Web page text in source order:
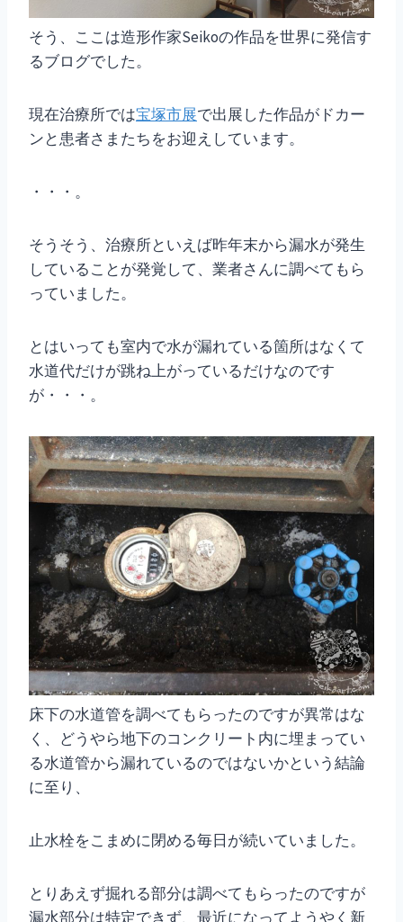
そう、ここは造形作家Seikoの作品を世界に発信す
るブログでした。
現在治療所では宝塚市展で出展した作品がドカー
ンと患者さまたちをお迎えしています。
・・・。
そうそう、治療所といえば昨年末から漏水が発生
していることが発覚して、業者さんに調べてもら
っていました。
とはいっても室内で水が漏れている箇所はなくて
水道代だけが跳ね上がっているだけなのです
が・・・。
床下の水道管を調べてもらったのですが異常はな
く、どうやら地下のコンクリート内に埋まってい
る水道管から漏れているのではないかという結論
に至り、
止水栓をこまめに閉める毎日が続いていました。
とりあえず掘れる部分は調べてもらったのですが
漏水部分は特定できず、最近になってようやく新